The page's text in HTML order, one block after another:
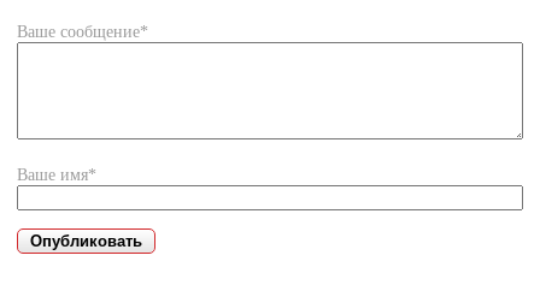
Ваше сообщение*
Ваше имя*